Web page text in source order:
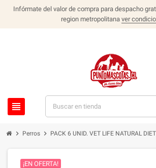
Infórmate del valor de compra para despacho
region metropolitana ver
view_headline
chevron_right Perros chevron_right PACK 6 UNID. VET LIFE NATURAL
¡EN OFERTA!